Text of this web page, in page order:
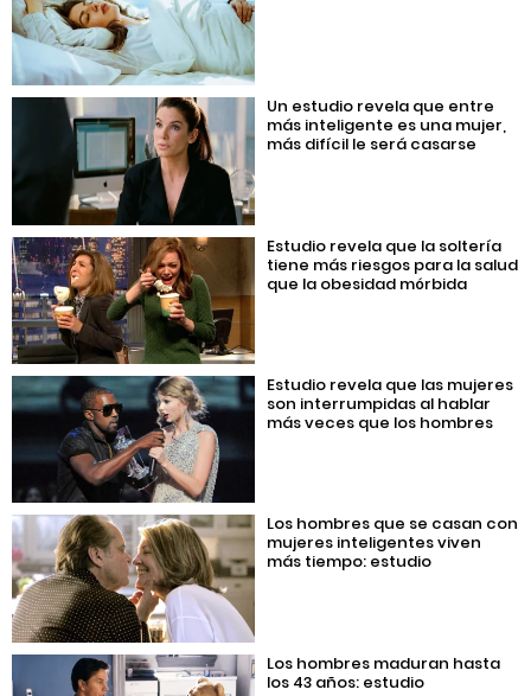
Un estudio revela que entre
más inteligente es una mujer,
más difícil le será casarse
Estudio revela que la soltería
tiene más riesgos para la salud
que la obesidad mórbida
Estudio revela que las mujeres
son interrumpidas al hablar
más veces que los hombres
Los hombres que se casan con
mujeres inteligentes viven
más tiempo: estudio
Los hombres maduran hasta
los 43 años: estudio